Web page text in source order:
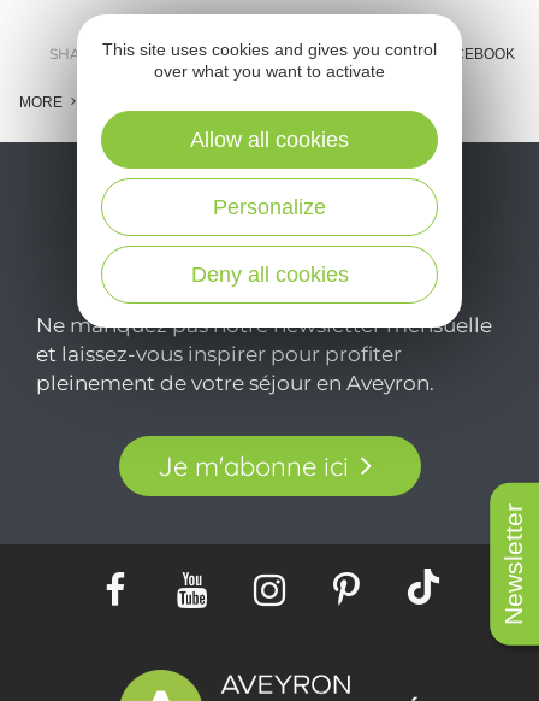
Newsletter
SHARE : E-MAIL MESSENGER FACEBOOK
MORE
Ne manquez pas notre newsletter mensuelle
et laissez-vous inspirer pour profiter
pleinement de votre séjour en Aveyron.
Je m'abonne ici
This site uses cookies and gives you control
over what you want to activate
Deny all cookies
Personalize
Allow all cookies